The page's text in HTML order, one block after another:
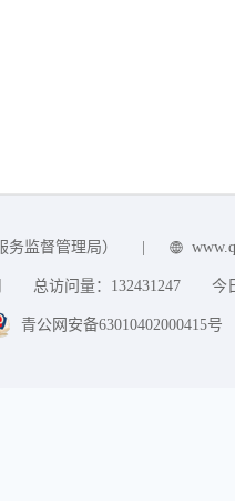
监督管理局）
总访问量： 132431247 今
青公网安备63010402000415号